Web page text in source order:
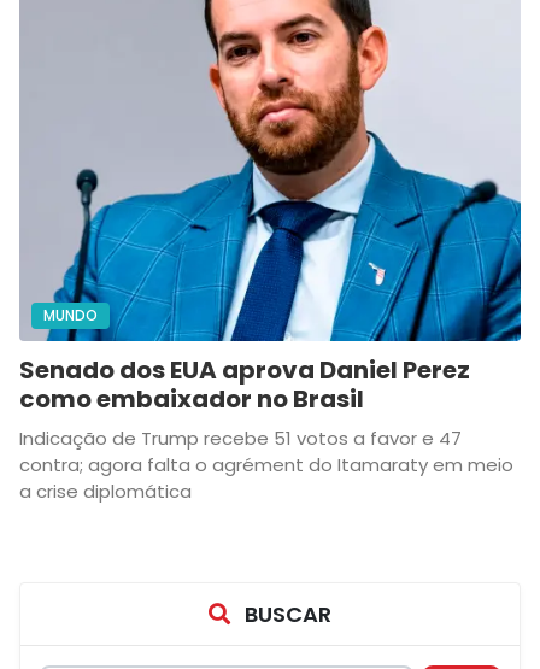
MUNDO
Senado dos EUA aprova Daniel Perez
como embaixador no Brasil
Indicação de Trump recebe 51 votos a favor e 47
contra; agora falta o agrément do Itamaraty em meio
a crise diplomática
BUSCAR